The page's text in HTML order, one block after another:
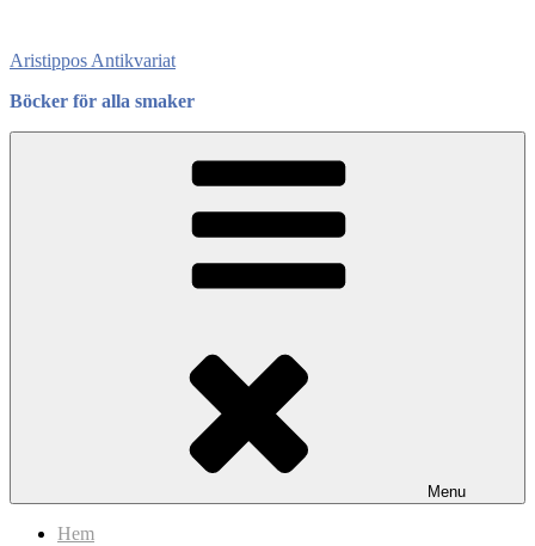
content
Aristippos Antikvariat
Böcker för alla smaker
Menu
Hem